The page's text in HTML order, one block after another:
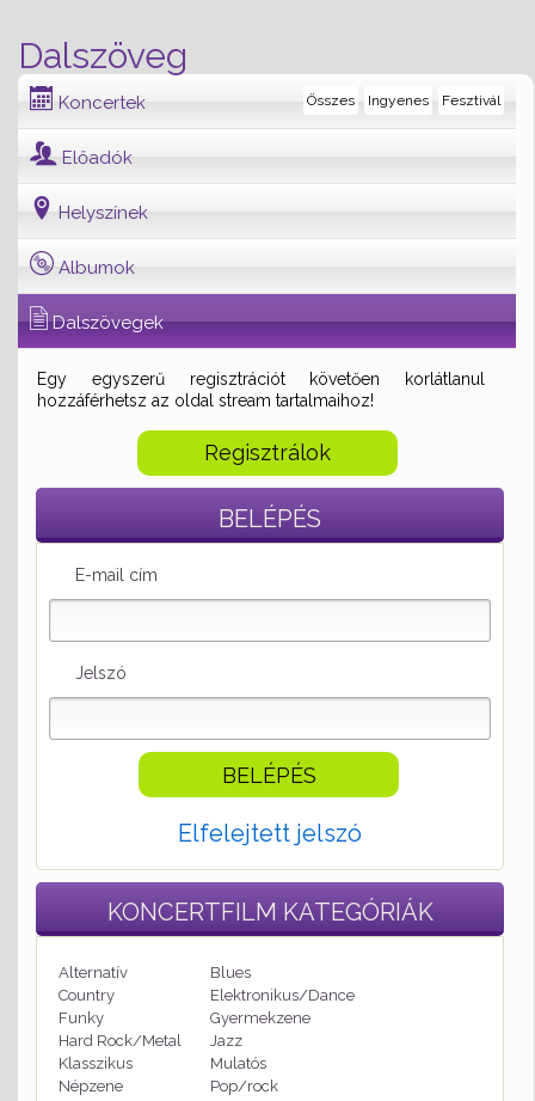
Dalszöveg
Koncertek Fesztivál
Ingyenes
Összes
Előadók
Helyszínek
Albumok
Dalszövegek
Egy egyszerű regisztrációt követően korlátlanul
hozzáférhetsz az oldal stream tartalmaihoz!
Regisztrálok
BELÉPÉS
E-mail cím
Jelszó
Elfelejtett jelszó
KONCERTFILM KATEGÓRIÁK
Alternatív
Blues
Country
Elektronikus/Dance
Funky
Gyermekzene
Hard Rock/Metal
Jazz
Klasszikus
Mulatós
Népzene
Pop/rock